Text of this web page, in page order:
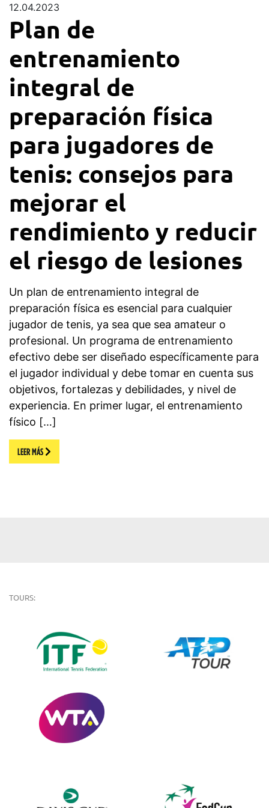
12.04.2023
Plan de
entrenamiento
integral de
preparación física
para jugadores de
tenis: consejos para
mejorar el
rendimiento y reducir
el riesgo de lesiones
Un plan de entrenamiento integral de
preparación física es esencial para cualquier
jugador de tenis, ya sea que sea amateur o
profesional. Un programa de entrenamiento
efectivo debe ser diseñado específicamente para
el jugador individual y debe tomar en cuenta sus
objetivos, fortalezas y debilidades, y nivel de
experiencia. En primer lugar, el entrenamiento
físico […]
LEER MÁS
TOURS: